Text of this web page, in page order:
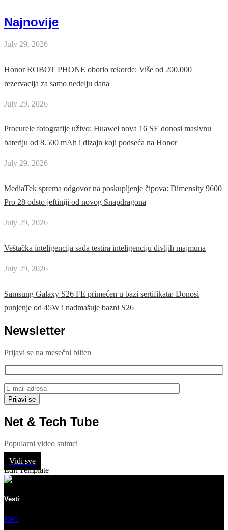
Najnovije
July 29, 2026
Honor ROBOT PHONE oborio rekorde: Više od 200.000
rezervacija za samo nedelju dana
July 29, 2026
Procurele fotografije uživo: Huawei nova 16 SE donosi masivnu
bateriju od 8.500 mAh i dizajn koji podseća na Honor
July 29, 2026
MediaTek sprema odgovor na poskupljenje čipova: Dimensity 9600
Pro 28 odsto jeftiniji od novog Snapdragona
July 29, 2026
Veštačka inteligencija sada testira inteligenciju divljih majmuna
July 29, 2026
Samsung Galaxy S26 FE primećen u bazi sertifikata: Donosi
punjenje od 45W i nadmašuje bazni S26
Newsletter
Prijavi se na mesečni bilten
Net & Tech Tube
Popularni video snimci
Vidi sve
Edit Template
Vesti
Net